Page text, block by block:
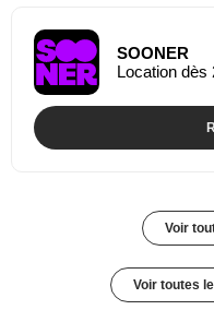
SOONER
Location dès
Voir
Voir toutes